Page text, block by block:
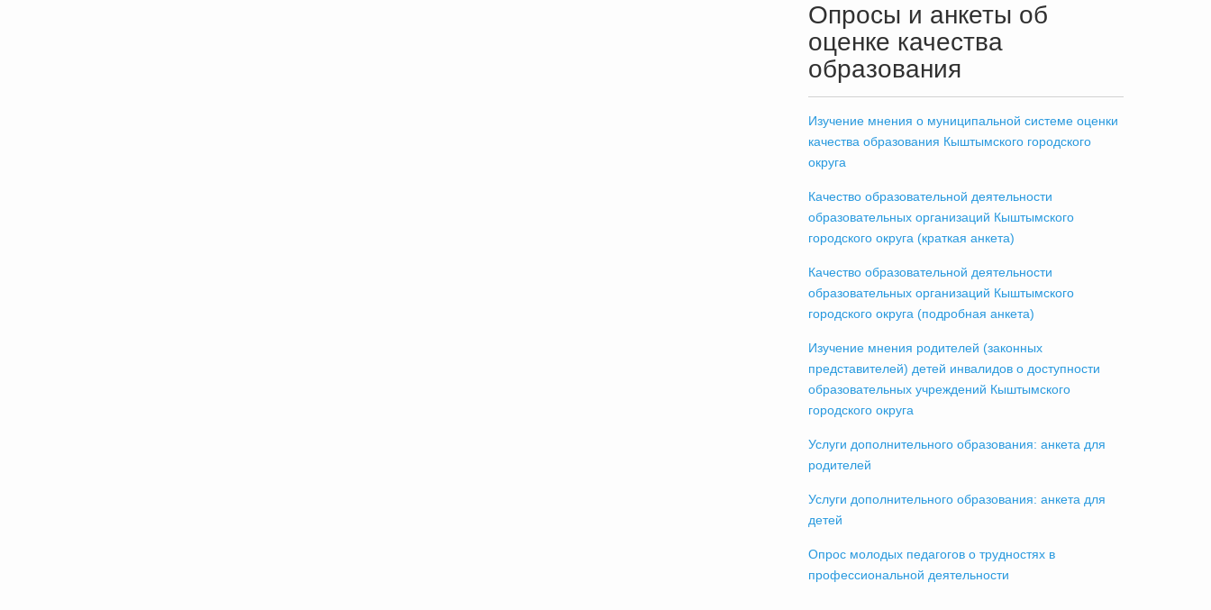
Опросы и анкеты об
оценке качества
образования
Изучение мнения о муниципальной системе оценки
качества образования Кыштымского городского
округа
Качество образовательной деятельности
образовательных организаций Кыштымского
городского округа (краткая анкета)
Качество образовательной деятельности
образовательных организаций Кыштымского
городского округа (подробная анкета)
Изучение мнения родителей (законных
представителей) детей инвалидов о доступности
образовательных учреждений Кыштымского
городского округа
Услуги дополнительного образования: анкета для
родителей
Услуги дополнительного образования: анкета для
детей
Опрос молодых педагогов о трудностях в
профессиональной деятельности